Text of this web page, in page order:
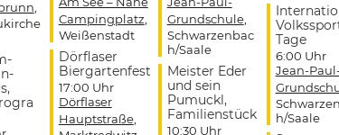
Campingplatz
Weißenstadt
Dörflaser
Biergartenfest
17:00 Uhr
Dörflaser
Hauptstraße,
Grundschule,
Schwarzenbac
h/Saale
Meister Eder
und sein
Pumuckl,
Familienstück
10:30 Uhr
Tage
6:00 Uhr
Jean-
h/Saale